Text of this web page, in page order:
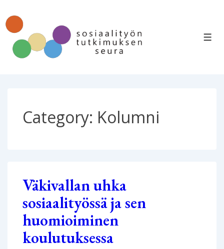
Siirry
pääsisältöön
Category: Kolumni
Väkivallan uhka
sosiaalityössä ja sen
huomioiminen
koulutuksessa